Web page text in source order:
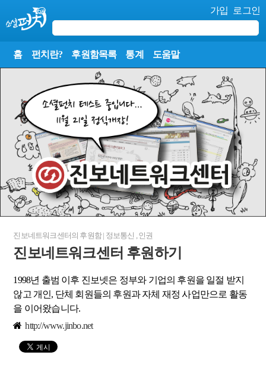
가입 로그인
홈 펀치란? 후원함목록 통계 도움말
진보네트워크센터의 후원함 | 정보통신 ,인권
진보네트워크센터 후원하기
1998년 출범 이후 진보넷은 정부와 기업의 후원을 일절 받지
않고 개인, 단체 회원들의 후원과 자체 재정 사업만으로 활동
을 이어왔습니다.
http://www.jinbo.net